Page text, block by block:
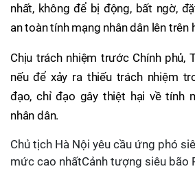
nhất, không để bị động, bất ngờ,
an toàn tính mạng nhân dân lên trên
Chịu trách nhiệm trước Chính phủ,
nếu để xảy ra thiếu trách nhiệm
đạo, chỉ đạo gây thiệt hại về tính
nhân dân.
Chủ tịch Hà Nội yêu cầu ứng phó
mức cao nhấtCảnh tượng siêu bão